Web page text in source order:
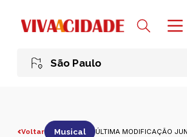
São Paulo
Voltar Musical ÚLTIMA MODIFICAÇÃO